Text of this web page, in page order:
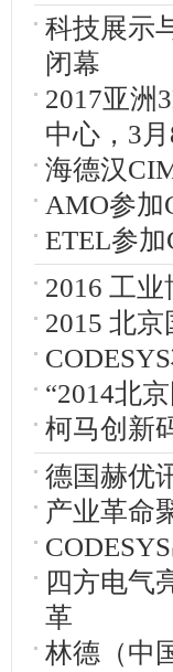
科技展示
闭幕
2017亚洲
中心，3
海德汉
AMO参加
ETEL参
2016 工
2015 北
“2014北
柯马创新
德国赫优
产业革命
四方电气
革
林德（中